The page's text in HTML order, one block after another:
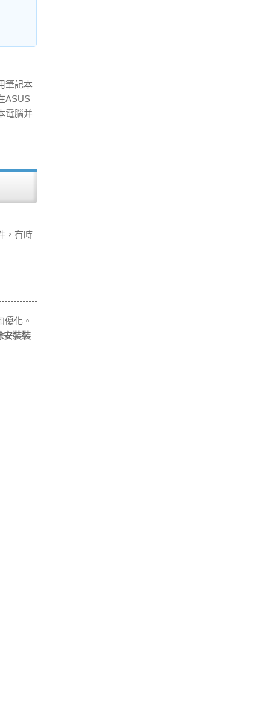
筆記本
ASUS
電腦并
，有時
化。
安裝裝